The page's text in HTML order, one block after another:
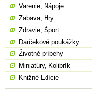
Varenie, Nápoje
Zabava, Hry
Zdravie, Šport
Darčekové poukážky
Životné príbehy
Miniatúry, Kolibrík
Knižné Edície